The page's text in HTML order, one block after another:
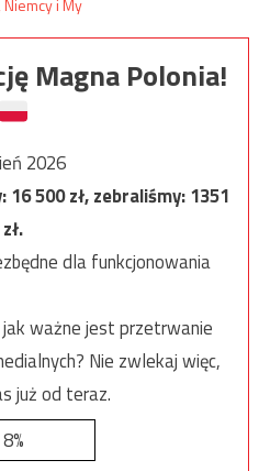
Magna Polonia!
2026
16 500zł, zebraliśmy:1351
zł.
dla funkcjonowania
ważne jest przetrwanie
Nie zwlekaj więc,
już od teraz.
8%